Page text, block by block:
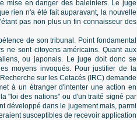
mise en danger des baleiniers. Le juge
rien n'a été fait auparavant, la nouvelle
pas non plus un fin connaisseur des
de son tribunal. Point fondamental
ne sont citoyens américains. Quant aux
ou japonais. Le juge doit donc se
moyens invoqués. Pour justifier de la
sur les Cetacés (IRC) demande
à un étranger d'intenter une action en
"loi des nations" ou d'un traité signé par
développé dans le jugement mais, parmi
susceptibles de recevoir application